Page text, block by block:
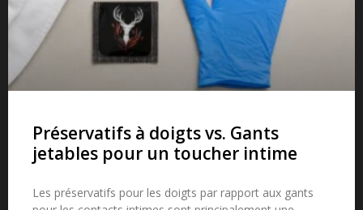
Préservatifs à doigts vs. Gants
jetables pour un toucher intime
Les préservatifs pour les doigts par rapport aux gants